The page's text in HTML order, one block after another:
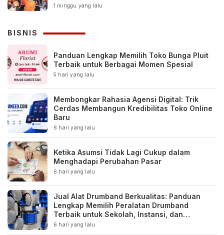
1 minggu yang lalu
BISNIS
Panduan Lengkap Memilih Toko Bunga Pluit
Terbaik untuk Berbagai Momen Spesial
5 hari yang lalu
Membongkar Rahasia Agensi Digital: Trik
Cerdas Membangun Kredibilitas Toko Online
Baru
6 hari yang lalu
Ketika Asumsi Tidak Lagi Cukup dalam
Menghadapi Perubahan Pasar
6 hari yang lalu
Jual Alat Drumband Berkualitas: Panduan
Lengkap Memilih Peralatan Drumband
Terbaik untuk Sekolah, Instansi, dan
Komunitas
6 hari yang lalu